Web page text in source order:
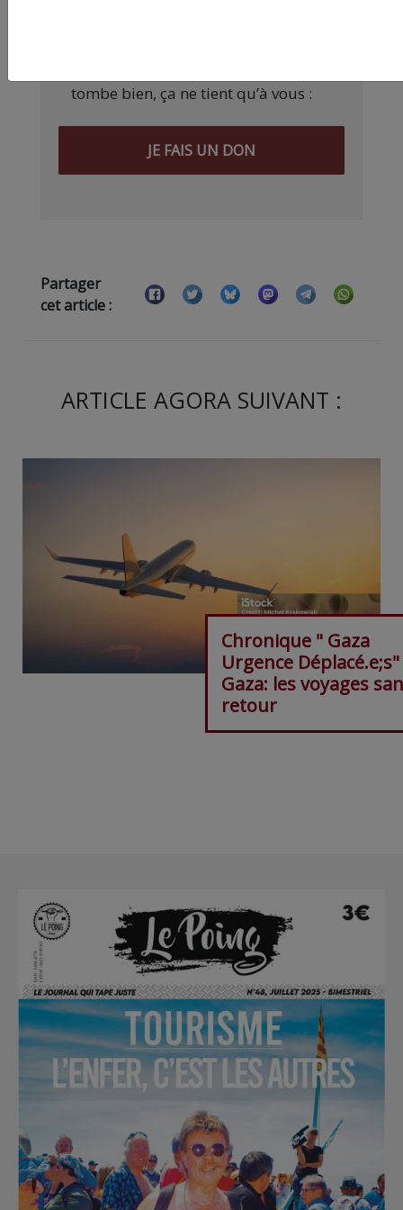
tombe bien, ça ne tient qu’à vous :
JE FAIS UN DON
Partager
cet article :
ARTICLE AGORA SUIVANT :
Chronique " Gaza
Urgence
Gaza: les voyages
retour